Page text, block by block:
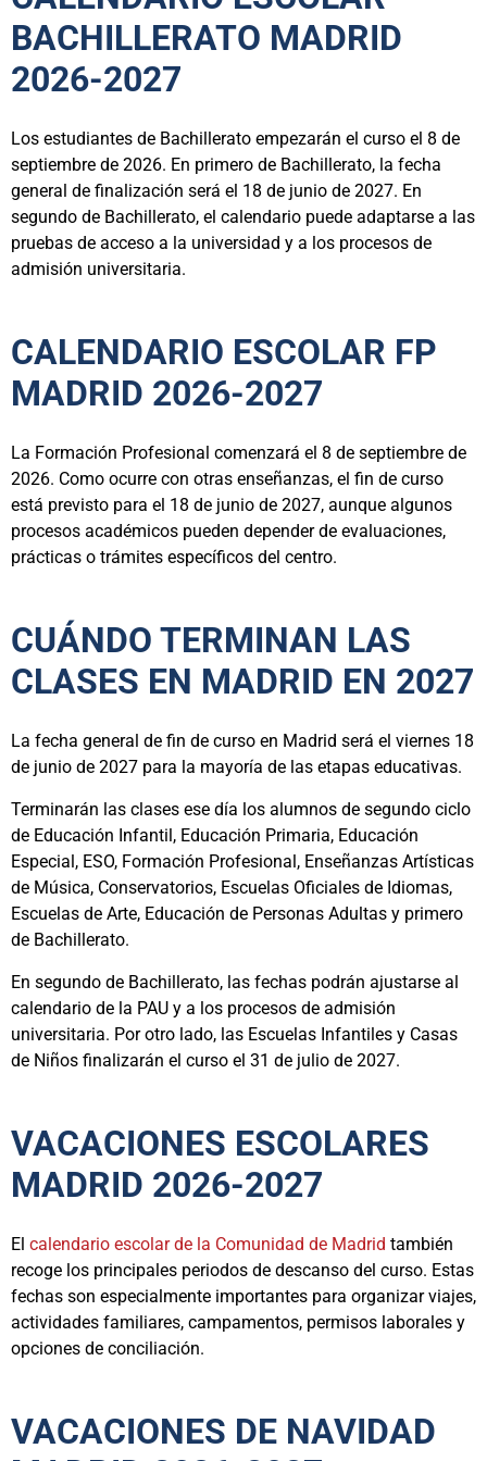
BACHILLERATO MADRID
2026-2027
Los estudiantes de Bachillerato empezarán el curso el 8 de
septiembre de 2026. En primero de Bachillerato, la fecha
general de finalización será el 18 de junio de 2027. En
segundo de Bachillerato, el calendario puede adaptarse a las
pruebas de acceso a la universidad y a los procesos de
admisión universitaria.
CALENDARIO ESCOLAR FP
MADRID 2026-2027
La Formación Profesional comenzará el 8 de septiembre de
2026. Como ocurre con otras enseñanzas, el fin de curso
está previsto para el 18 de junio de 2027, aunque algunos
procesos académicos pueden depender de evaluaciones,
prácticas o trámites específicos del centro.
CUÁNDO TERMINAN LAS
CLASES EN MADRID EN 2027
La fecha general de fin de curso en Madrid será el viernes 18
de junio de 2027 para la mayoría de las etapas educativas.
Terminarán las clases ese día los alumnos de segundo ciclo
de Educación Infantil, Educación Primaria, Educación
Especial, ESO, Formación Profesional, Enseñanzas Artísticas
de Música, Conservatorios, Escuelas Oficiales de Idiomas,
Escuelas de Arte, Educación de Personas Adultas y primero
de Bachillerato.
En segundo de Bachillerato, las fechas podrán ajustarse al
calendario de la PAU y a los procesos de admisión
universitaria. Por otro lado, las Escuelas Infantiles y Casas
de Niños finalizarán el curso el 31 de julio de 2027.
VACACIONES ESCOLARES
MADRID 2026-2027
El calendario escolar de la Comunidad de Madrid también
recoge los principales periodos de descanso del curso. Estas
fechas son especialmente importantes para organizar viajes,
actividades familiares, campamentos, permisos laborales y
opciones de conciliación.
VACACIONES DE NAVIDAD